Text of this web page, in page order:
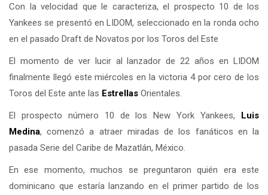
Con la velocidad que le caracteriza, el prospecto 10 de los
Yankees se presentó en LIDOM, seleccionado en la ronda ocho
en el pasado Draft de Novatos por los Toros del Este
El momento de ver lucir al lanzador de 22 años en LIDOM
finalmente llegó este miércoles en la victoria 4 por cero de los
Toros del Este ante las Estrellas Orientales.
El prospecto número 10 de los New York Yankees, Luis
Medina, comenzó a atraer miradas de los fanáticos en la
pasada Serie del Caribe de Mazatlán, México.
En ese momento, muchos se preguntaron quién era este
dominicano que estaría lanzando en el primer partido de los